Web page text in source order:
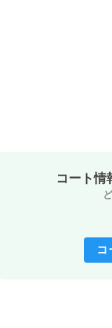
コート情